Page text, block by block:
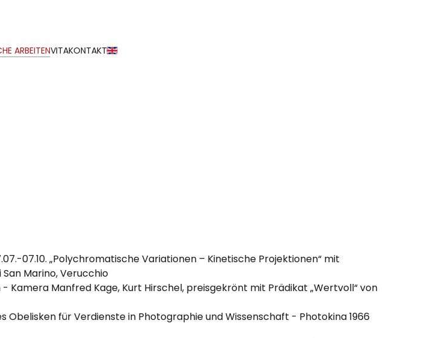
ARBEITENVITAKONTAKT
07.10. „Polychromatische Variationen – Kinetische Projektionen“ mit
Marino, Verucchio
Kamera Manfred Kage, Kurt Hirschel, preisgekrönt mit Prädikat „Wertvoll“ von
Obelisken für Verdienste in Photographie und Wissenschaft - Photokina 1966